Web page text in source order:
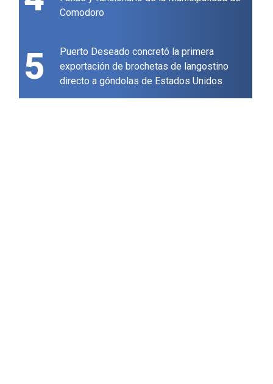
Comodoro
5
Puerto Deseado concretó la primera
exportación de brochetas de langostino
directo a góndolas de Estados Unidos